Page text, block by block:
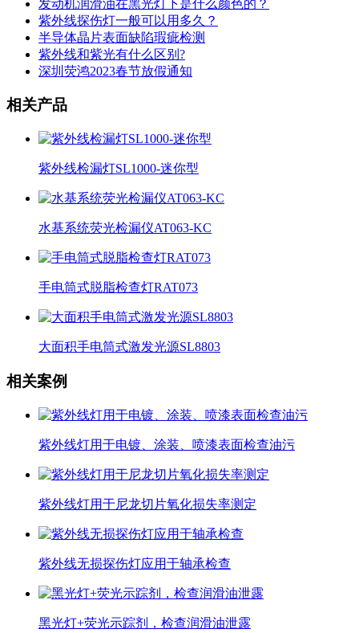
发动机润滑油在黑光灯下是什么颜色的？
紫外线探伤灯一般可以用多久？
半导体晶片表面缺陷瑕疵检测
紫外线和紫光有什么区别?
深圳荧鸿2023春节放假通知
相关产品
紫外线检漏灯SL1000-迷你型
水基系统荧光检漏仪AT063-KC
手电筒式脱脂检查灯RAT073
大面积手电筒式激发光源SL8803
相关案例
紫外线灯用于电镀、涂装、喷漆表面检查油污
紫外线灯用于尼龙切片氧化损失率测定
紫外线无损探伤灯应用于轴承检查
黑光灯+荧光示踪剂，检查润滑油泄露